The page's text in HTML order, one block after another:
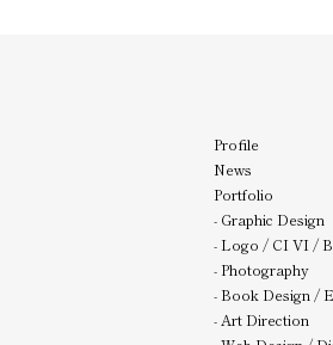
Profile
News
Portfolio
- Graphic Design
- Logo / CI VI /
- Photography
- Book Design /
- Art Direction